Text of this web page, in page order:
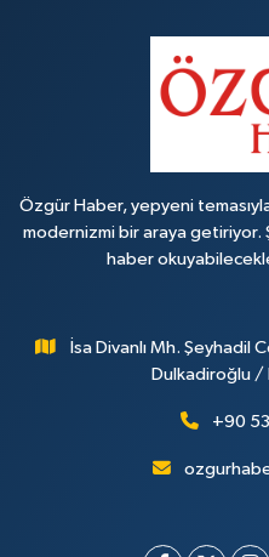
Özgür Haber, yepyeni
modernizmi bir araya getiriyor.
haber
İsa Divanlı Mh. Şeyhadil
Dulkadiroğlu /
+90